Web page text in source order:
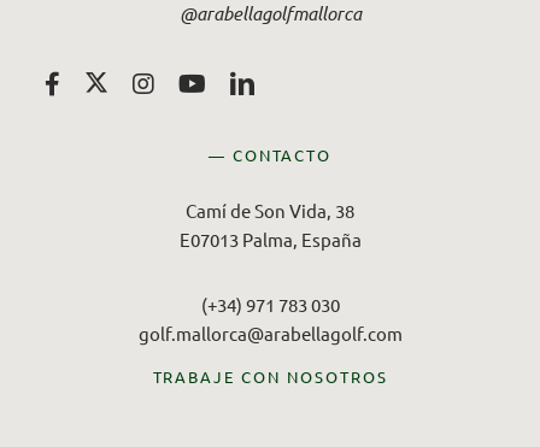
@arabellagolfmallorca
— CONTACTO
Camí de Son Vida, 38
E07013 Palma, España
(+34) 971 783 030
golf.mallorca@arabellagolf.com
TRABAJE CON NOSOTROS